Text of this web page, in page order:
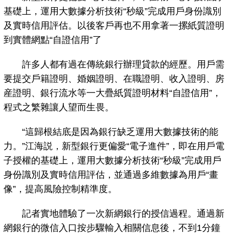
基礎上，運用大數據分析技術“秒級”完成用戶身份識別
及實時信用評估。以後客戶再也不用拿著一摞紙質證明
到實體網點“自證信用”了
許多人都有過在傳統銀行辦理貸款的經歷。用戶需
要提交戶籍證明、婚姻證明、在職證明、收入證明、房
産證明、銀行流水等一大疊紙質證明材料“自證信用”，
程式之繁雜讓人望而生畏。
“這歸根結底是因為銀行缺乏運用大數據技術的能
力。”江海説，新型銀行更偏愛“電子進件”，即在用戶電
子授權的基礎上，運用大數據分析技術“秒級”完成用戶
身份識別及實時信用評估，並通過多維數據為用戶“畫
像”，提高風險控制精準度。
記者實地體驗了一次新網銀行的授信過程。通過新
網銀行的微信入口按步驟輸入相關信息後，不到1分鐘